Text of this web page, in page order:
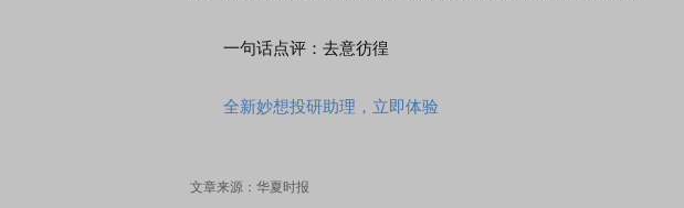
一句话点评：去意彷徨
全新妙想投研助理，立即体验
文章来源：华夏时报